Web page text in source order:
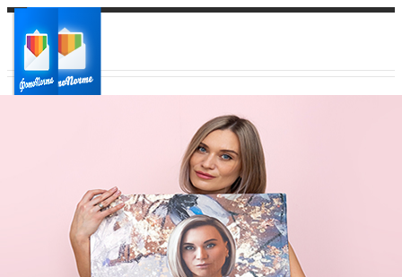
Ваш регион доставки
Выберите из списка: